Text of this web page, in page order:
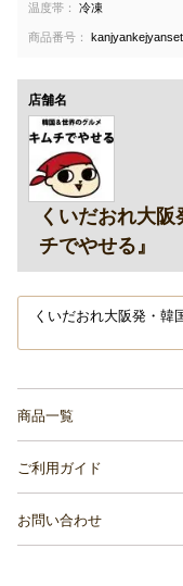
温度帯： 冷凍
商品番号： kanjyankejyanset
店舗名
くいだおれ大
チでやせる』
くいだおれ大阪発・韓
商品一覧
ご利用ガイド
お問い合わせ